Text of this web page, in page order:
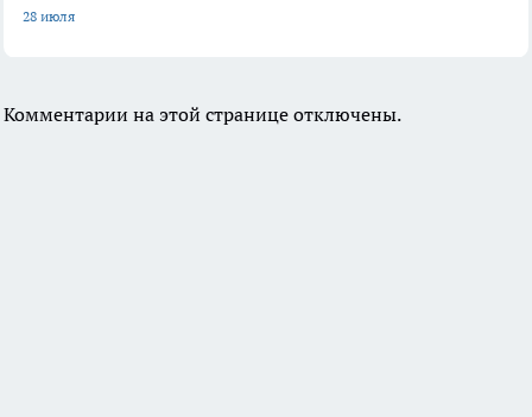
28 июля
Комментарии на этой странице отключены.